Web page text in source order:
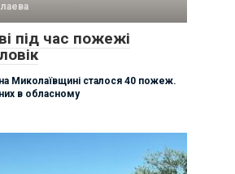
під час пожежі
Миколаївщині сталося 40 пожеж.
в обласному